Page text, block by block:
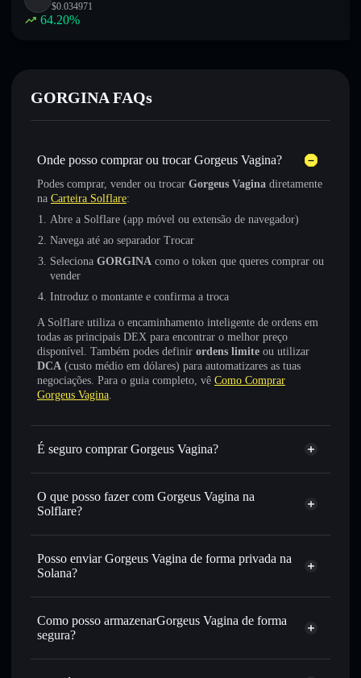
$0.034971
64.20%
GORGINA FAQs
Onde posso comprar ou trocar Gorgeus Vagina?
Podes comprar, vender ou trocar Gorgeus Vagina diretamente
na Carteira Solflare:
Abre a Solflare (app móvel ou extensão de navegador)
Navega até ao separador Trocar
Seleciona GORGINA como o token que queres comprar ou
vender
Introduz o montante e confirma a troca
A Solflare utiliza o encaminhamento inteligente de ordens em
todas as principais DEX para encontrar o melhor preço
disponível. Também podes definir ordens limite ou utilizar
DCA (custo médio em dólares) para automatizares as tuas
negociações. Para o guia completo, vê Como Comprar
Gorgeus Vagina.
É seguro comprar Gorgeus Vagina?
Gorgeus Vagina não está verificado
O que posso fazer com Gorgeus Vagina na
Solflare?
Gorgeus Vagina
Carteira Solflare
Trocar instantaneamente— trocar GORGINA por SOL,
USDC ou milhares de outros tokens Solana com
melhor preço disponível
Definir ordens limite— automatizar transações ao teu
preço-alvo para GORGINA
Utilizar DCA— investir de forma faseada ao longo do
Posso enviar Gorgeus Vagina de forma privada na
Solana?
Agregador de Privacidade
Como posso armazenarGorgeus Vagina de forma
segura?
Gorgeus Vagina